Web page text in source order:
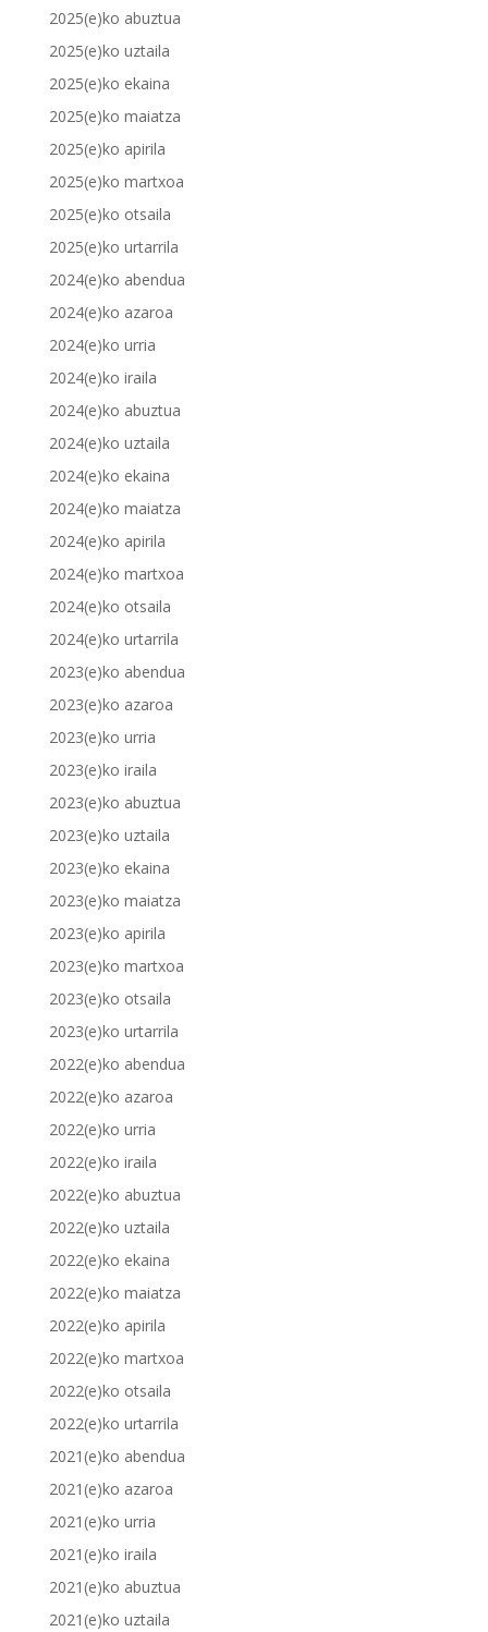
2025(e)ko abuztua
2025(e)ko uztaila
2025(e)ko ekaina
2025(e)ko maiatza
2025(e)ko apirila
2025(e)ko martxoa
2025(e)ko otsaila
2025(e)ko urtarrila
2024(e)ko abendua
2024(e)ko azaroa
2024(e)ko urria
2024(e)ko iraila
2024(e)ko abuztua
2024(e)ko uztaila
2024(e)ko ekaina
2024(e)ko maiatza
2024(e)ko apirila
2024(e)ko martxoa
2024(e)ko otsaila
2024(e)ko urtarrila
2023(e)ko abendua
2023(e)ko azaroa
2023(e)ko urria
2023(e)ko iraila
2023(e)ko abuztua
2023(e)ko uztaila
2023(e)ko ekaina
2023(e)ko maiatza
2023(e)ko apirila
2023(e)ko martxoa
2023(e)ko otsaila
2023(e)ko urtarrila
2022(e)ko abendua
2022(e)ko azaroa
2022(e)ko urria
2022(e)ko iraila
2022(e)ko abuztua
2022(e)ko uztaila
2022(e)ko ekaina
2022(e)ko maiatza
2022(e)ko apirila
2022(e)ko martxoa
2022(e)ko otsaila
2022(e)ko urtarrila
2021(e)ko abendua
2021(e)ko azaroa
2021(e)ko urria
2021(e)ko iraila
2021(e)ko abuztua
2021(e)ko uztaila